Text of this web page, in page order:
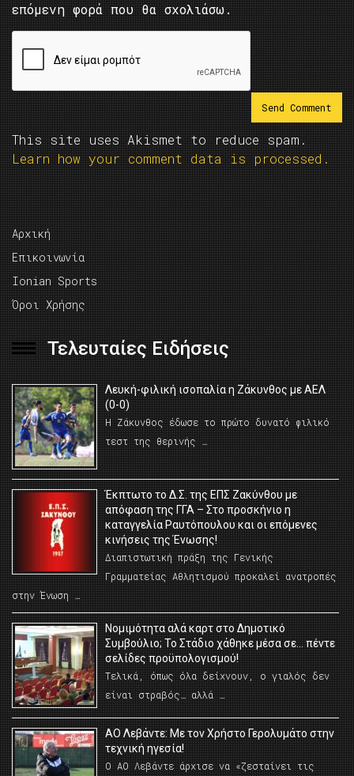
επόμενη φορά που θα σχολιάσω.
This site uses Akismet to reduce spam.
Learn how your comment data is processed.
Αρχική
Επικοινωνία
Ionian Sports
Όροι Χρήσης
Τελευταίες Ειδήσεις
Λευκή-φιλική ισοπαλία η Ζάκυνθος με ΑΕΛ
(0-0)
Η Ζάκυνθος έδωσε το πρώτο δυνατό φιλικό
τεστ της θερινής …
Έκπτωτο το Δ.Σ. της ΕΠΣ Ζακύνθου με
απόφαση της ΓΓΑ – Στο προσκήνιο η
καταγγελία Ραυτόπουλου και οι επόμενες
κινήσεις της Ένωσης!
Διαπιστωτική πράξη της Γενικής
Γραμματείας Αθλητισμού προκαλεί ανατροπές
στην Ένωση …
Νομιμότητα αλά καρτ στο Δημοτικό
Συμβούλιο; Το Στάδιο χάθηκε μέσα σε… πέντε
σελίδες προϋπολογισμού!
Τελικά, όπως όλα δείχνουν, ο γιαλός δεν
είναι στραβός… αλλά …
ΑΟ Λεβάντε: Με τον Χρήστο Γερολυμάτο στην
τεχνική ηγεσία!
Ο ΑΟ Λεβάντε άρχισε να «ζεσταίνει τις